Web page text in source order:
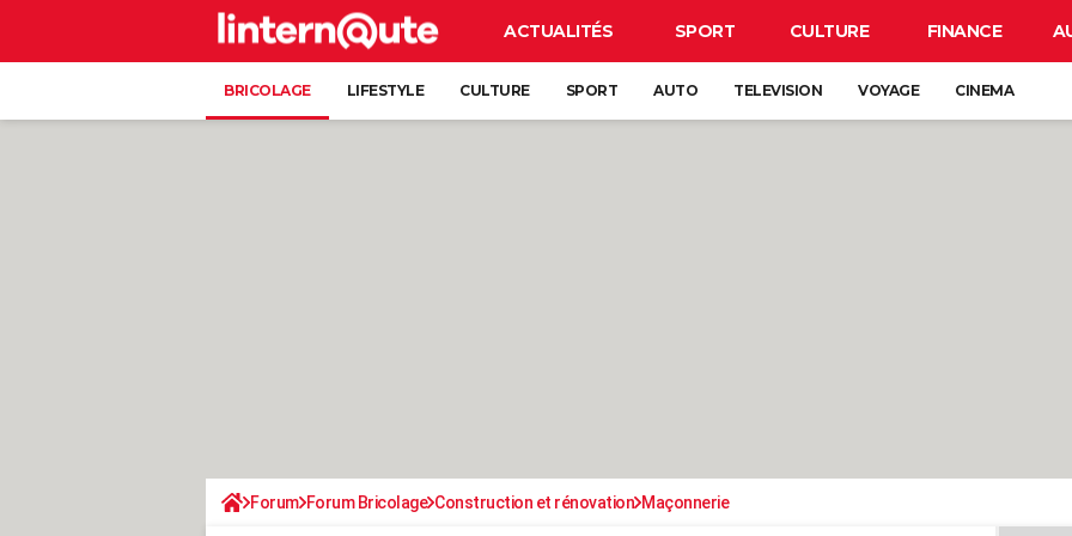
ACTUALITÉS SPORT CULTURE FINANCE
BRICOLAGE LIFESTYLE CULTURE SPORT AUTO TELEVISION VOYAGE CINEMA
Forum Forum Bricolage Construction et rénovation Maçonnerie